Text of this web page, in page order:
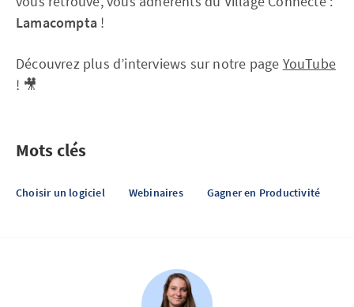
Lamacompta !
Découvrez plus d’interviews sur notre page YouTube
! 🎥
Mots clés
Choisir un logiciel Webinaires Gagner en Productivité